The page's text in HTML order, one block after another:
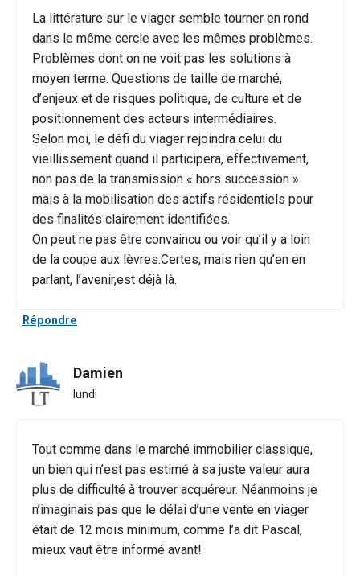
La littérature sur le viager semble tourner en rond
dans le même cercle avec les mêmes problèmes.
Problèmes dont on ne voit pas les solutions à
moyen terme. Questions de taille de marché,
d’enjeux et de risques politique, de culture et de
positionnement des acteurs intermédiaires.
Selon moi, le défi du viager rejoindra celui du
vieillissement quand il participera, effectivement,
non pas de la transmission « hors succession »
mais à la mobilisation des actifs résidentiels pour
des finalités clairement identifiées.
On peut ne pas être convaincu ou voir qu’il y a loin
de la coupe aux lèvres.Certes, mais rien qu’en en
parlant, l’avenir,est déjà là.
Répondre
Damien
lundi
Tout comme dans le marché immobilier classique,
un bien qui n’est pas estimé à sa juste valeur aura
plus de difficulté à trouver acquéreur. Néanmoins je
n’imaginais pas que le délai d’une vente en viager
était de 12 mois minimum, comme l’a dit Pascal,
mieux vaut être informé avant!